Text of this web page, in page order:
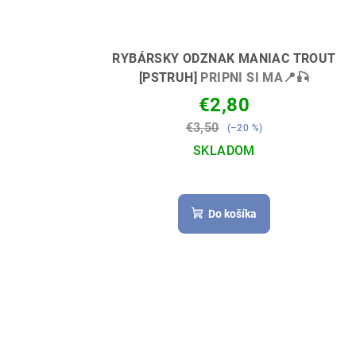
RYBÁRSKY ODZNAK MANIAC TROUT
[PSTRUH] PRIPNI SI MA📍🎣
€2,80
€3,50 (–20 %)
SKLADOM
Do košíka